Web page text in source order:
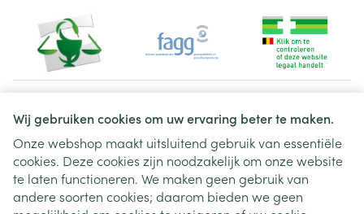
Wij gebruiken cookies om uw ervaring beter te maken.
Onze webshop maakt uitsluitend gebruik van essentiële
cookies. Deze cookies zijn noodzakelijk om onze website
te laten functioneren. We maken geen gebruik van
andere soorten cookies; daarom bieden we geen
Juridische links